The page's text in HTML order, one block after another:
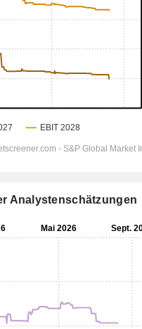
Analystenschätzungen